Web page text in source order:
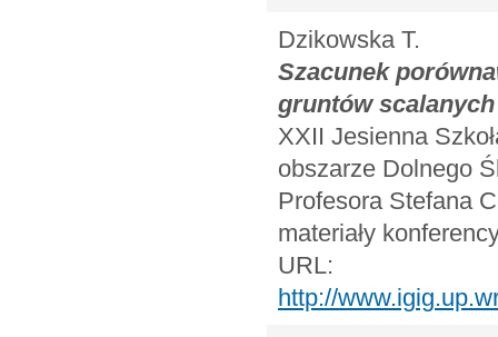
Dzikowska T.
Szacunek
gruntów scalanych
XXII Jesienna
obszarze Dolnego
Profesora Stefana
materiały
URL:
http://